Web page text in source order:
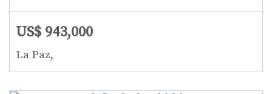
US$ 943,000
La Paz,